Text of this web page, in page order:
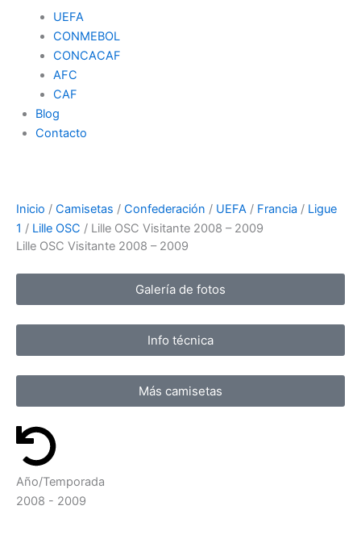
UEFA
CONMEBOL
CONCACAF
AFC
CAF
Blog
Contacto
Inicio / Camisetas / Confederación / UEFA / Francia / Ligue
1 / Lille OSC / Lille OSC Visitante 2008 – 2009
Lille OSC Visitante 2008 – 2009
Galería de fotos
Info técnica
Más camisetas
Año/Temporada
2008 - 2009